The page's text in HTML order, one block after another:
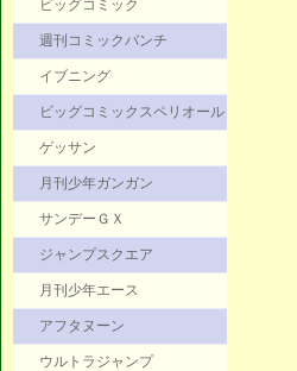
ビッグコミック
週刊コミックバンチ
イブニング
ビッグコミックスペリオール
ゲッサン
月刊少年ガンガン
サンデーＧＸ
ジャンプスクエア
月刊少年エース
アフタヌーン
ウルトラジャンプ